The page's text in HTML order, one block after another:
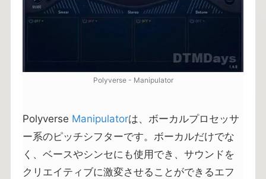
Polyverse - Manipulator
Polyverse Manipulatorは、ボーカルプロセッサ
ー系のピッチシフターです。ボーカルだけでな
く、ベースやシンセにも使用でき、サウンドを
クリエイティブに激変させることができるエフ